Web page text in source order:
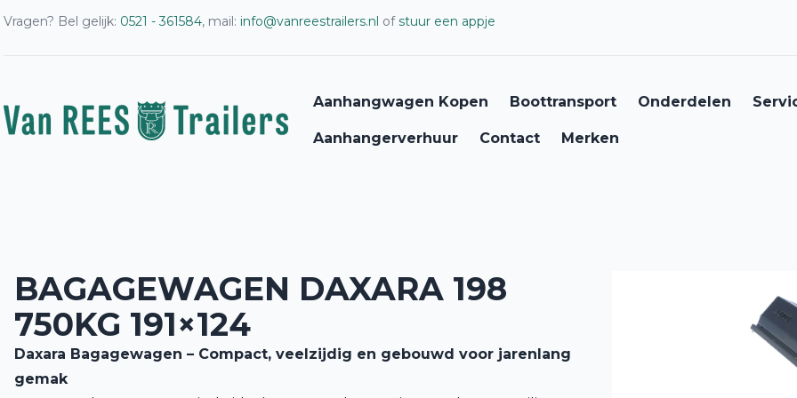
Vragen? Bel gelijk: 0521 - 361584, mail: info@vanreestrailers.nl ofstuur een appje
Aanhangwagen Kopen Boottransport Onderdelen
Aanhangerverhuur Contact Merken
BAGAGEWAGEN DAXARA 198
750KG 191×124
Daxara Bagagewagen – Compact, veelzijdig en gebouwd voor jarenlang
gemak